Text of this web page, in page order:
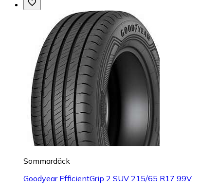
Sommardäck
Goodyear EfficientGrip 2 SUV 215/65 R17 99V